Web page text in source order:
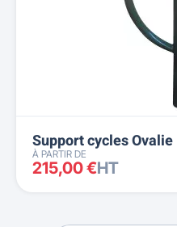
Support cycles Ovalie
À PARTIR DE
215,00 €HT